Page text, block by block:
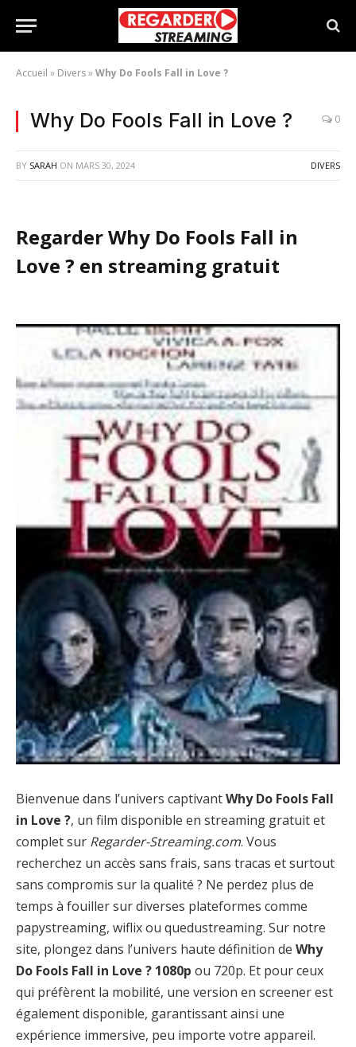
Accueil » Divers»Why Do Fools Fall in Love ?
Why Do Fools Fall in Love ? 0
BY SARAH ON MARS 30, 2024 DIVERS
Regarder Why Do Fools Fall in
Love ? en streaming gratuit
Bienvenue dans l’univers captivantWhy Do Fools Fall
in Love ?, un film disponible en streaming gratuit et
complet sur Regarder-Streaming.com. Vous
recherchez un accès sans frais, sans tracas et surtout
sans compromis sur la qualité ? Ne perdez plus de
temps à fouiller sur diverses plateformes comme
papystreaming, wiflix ou quedustreaming. Sur notre
site, plongez dans l’univers haute définition de Why
Do Fools Fall in Love ? 1080p ou 720p. Et pour ceux
qui préfèrent la mobilité, une version en screener est
également disponible, garantissant ainsi une
expérience immersive, peu importe votre appareil.